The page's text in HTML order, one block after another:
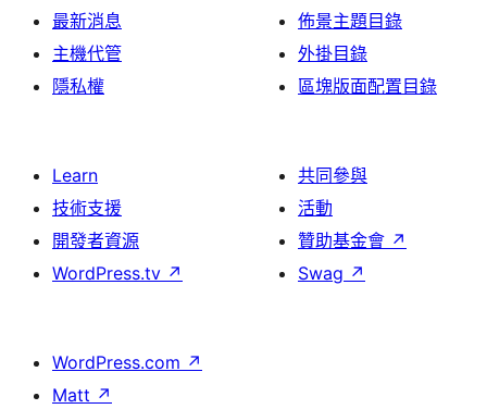
最新消息
主機代管
隱私權
佈景主題目錄
外掛目錄
區塊版面配置目錄
Learn
技術支援
開發者資源
WordPress.tv ↗
共同參與
活動
贊助基金會 ↗
Swag ↗
WordPress.com ↗
Matt ↗